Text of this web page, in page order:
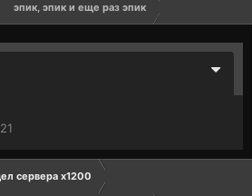
эпик, эпик и еще раз эпик
сервера х1200